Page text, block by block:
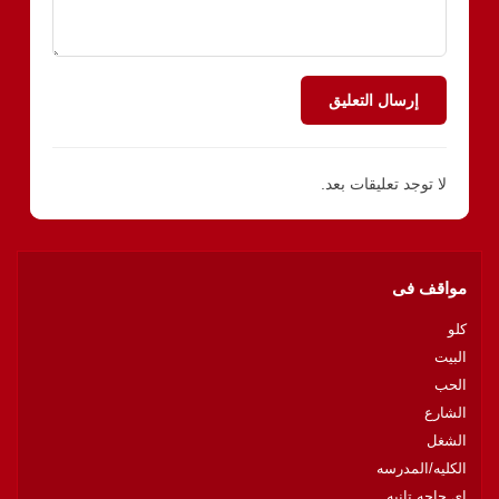
إرسال التعليق
لا توجد تعليقات بعد.
مواقف فى
كلو
البيت
الحب
الشارع
الشغل
الكليه/المدرسه